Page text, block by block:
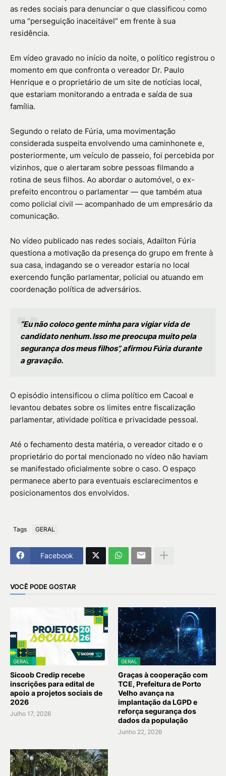
as redes sociais para denunciar o que classificou como
uma “perseguição inaceitável” em frente à sua
residência.
Em vídeo gravado no início da noite, o político registrou o
momento em que confronta o vereador Dr. Paulo
Henrique e o proprietário de um site de notícias local,
que estariam monitorando a entrada e saída de sua
família.
Segundo o relato de Fúria, uma movimentação
considerada suspeita envolvendo uma caminhonete e,
posteriormente, um veículo de passeio, foi percebida por
vizinhos, que o alertaram sobre pessoas filmando a
rotina de seus filhos. Ao abordar o automóvel, o ex-
prefeito encontrou o parlamentar — que também atua
como policial civil — acompanhado de um empresário da
comunicação.
No vídeo publicado nas redes sociais, Adailton Fúria
questiona a motivação da presença do grupo em frente à
sua casa, indagando se o vereador estaria no local
exercendo função parlamentar, policial ou atuando em
coordenação política de adversários.
“Eu não coloco gente minha para vigiar vida de
candidato nenhum. Isso me preocupa muito pela
segurança dos meus filhos”, afirmou Fúria durante
a gravação.
O episódio intensificou o clima político em Cacoal e
levantou debates sobre os limites entre fiscalização
parlamentar, atividade política e privacidade pessoal.
Até o fechamento desta matéria, o vereador citado e o
proprietário do portal mencionado no vídeo não haviam
se manifestado oficialmente sobre o caso. O espaço
permanece aberto para eventuais esclarecimentos e
posicionamentos dos envolvidos.
Tags GERAL
Facebook
VOCÊ PODE GOSTAR
GERAL
Sicoob Credip recebe
inscrições para edital de
apoio a projetos sociais de
2026
Julho 17, 2026
GERAL
Graças à cooperação com
TCE, Prefeitura de Porto
Velho avança na
implantação da LGPD e
reforça segurança dos
dados da população
Junho 22, 2026